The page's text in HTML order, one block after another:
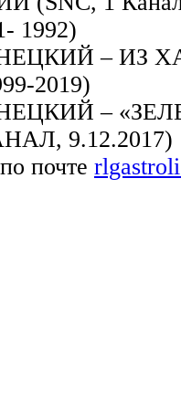
1992)
– ИЗ
2019)
–
9.12.2017)
почте